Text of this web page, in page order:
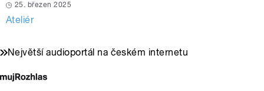
25. březen 2025
Ateliér
Největší audioportál na českém internetu